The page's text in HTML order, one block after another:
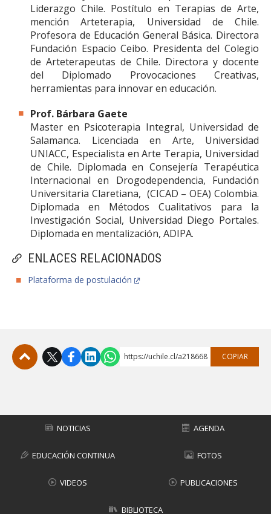
ENLACES RELACIONADOS
Plataforma de postulación
Liderazgo Chile. Postítulo en Terapias de Arte,
mención Arteterapia, Universidad de Chile.
Profesora de Educación General Básica. Directora
Fundación Espacio Ceibo. Presidenta del Colegio
de Arteterapeutas de Chile. Directora y docente
del Diplomado Provocaciones Creativas,
herramientas para innovar en educación.
Prof. Bárbara Gaete
Master en Psicoterapia Integral, Universidad de
Salamanca. Licenciada en Arte, Universidad
UNIACC, Especialista en Arte Terapia, Universidad
de Chile. Diplomada en Consejería Terapéutica
Internacional en Drogodependencia, Fundación
Universitaria Claretiana, (CICAD – OEA) Colombia.
Diplomada en Métodos Cualitativos para la
Investigación Social, Universidad Diego Portales.
Diplomada en mentalización, ADIPA.
https://uchile.cl/a218668 COPIAR
NOTICIAS AGENDA
EDUCACIÓN CONTINUA FOTOS
VIDEOS PUBLICACIONES
BIBLIOTECA